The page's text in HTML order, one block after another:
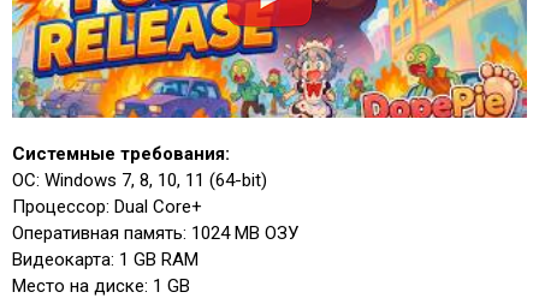
Системные требования:
ОС: Windows 7, 8, 10, 11 (64-bit)
Процессор: Dual Core+
Оперативная память: 1024 MB ОЗУ
Видеокарта: 1 GB RAM
Место на диске: 1 GB